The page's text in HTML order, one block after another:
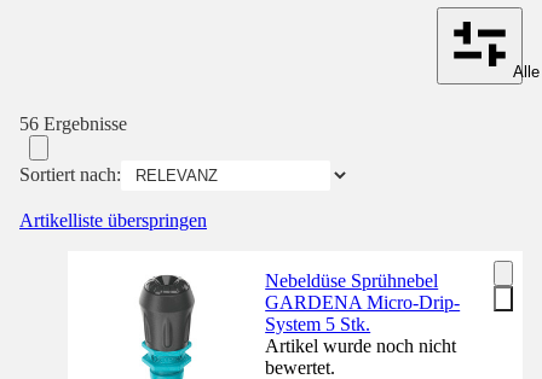
56 Ergebnisse
Sortiert nach:
Artikelliste überspringen
Nebeldüse Sprühnebel
GARDENA Micro-Drip-
System 5 Stk.
Artikel wurde noch nicht
bewertet.